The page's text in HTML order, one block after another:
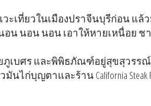
แวะเที่ยวในเมืองปราจีนบุรีก่อน แล้
อน นอน นอน เอาให้หายเหนื่อย ช
ภูเบศร และพิพิธภัณฑ์อยู่สุขสุวรร
ไก่บุญตาและร้าน California Steak